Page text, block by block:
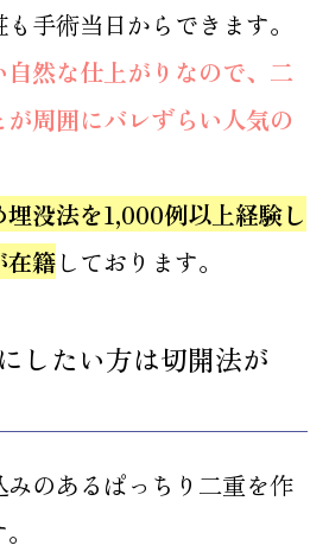
手術当日からできます。
然な仕上がりなので、二
周囲にバレずらい人気の
埋没法を1,000例以上経験し
在籍しております。
したい方は切開法が
のあるぱっちり二重を作